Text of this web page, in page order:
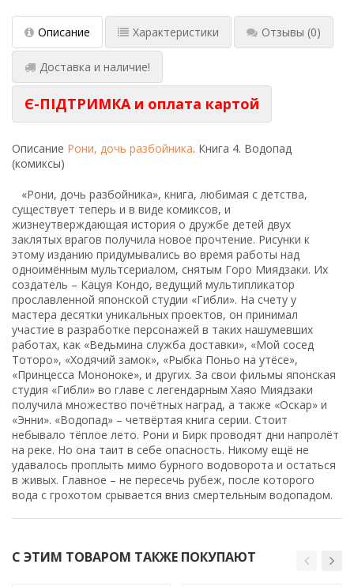
Описание Характеристики Отзывы (0)
Доставка и наличие!
Є-ПІДТРИМКА и оплата картой
Описание Рони, дочь разбойника. Книга 4. Водопад
(комиксы)
«Рони, дочь разбойника», книга, любимая с детства,
существует теперь и в виде комиксов, и
жизнеутверждающая история о дружбе детей двух
заклятых врагов получила новое прочтение. Рисунки к
этому изданию придумывались во время работы над
одноимённым мультсериалом, снятым Горо Миядзаки. Их
создатель – Кацуя Кондо, ведущий мультипликатор
прославленной японской студии «Гибли». На счету у
мастера десятки уникальных проектов, он принимал
участие в разработке персонажей в таких нашумевших
работах, как «Ведьмина служба доставки», «Мой сосед
Тоторо», «Ходячий замок», «Рыбка Поньо на утёсе»,
«Принцесса Мононоке», и других. За свои фильмы японская
студия «Гибли» во главе с легендарным Хаяо Миядзаки
получила множество почётных наград, а также «Оскар» и
«Энни». «Водопад» – четвёртая книга серии. Стоит
небывало тёплое лето. Рони и Бирк проводят дни напролёт
на реке. Но она таит в себе опасность. Никому ещё не
удавалось проплыть мимо бурного водоворота и остаться
в живых. Главное – не пересечь рубеж, после которого
вода с грохотом срывается вниз смертельным водопадом.
С ЭТИМ ТОВАРОМ ТАКЖЕ ПОКУПАЮТ